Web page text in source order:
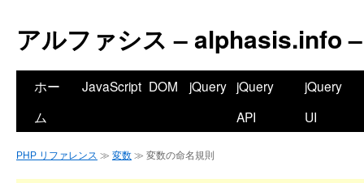
アルファシス – alphasis.info –
ホー
ム
JavaScript DOM jQuery jQuery
API
jQuery
UI
PHP リファレンス ≫ 変数 ≫ 変数の命名規則